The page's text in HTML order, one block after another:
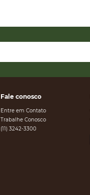
Fale conosco
Entre em Contato
Trabalhe Conosco
(11) 3242-3300